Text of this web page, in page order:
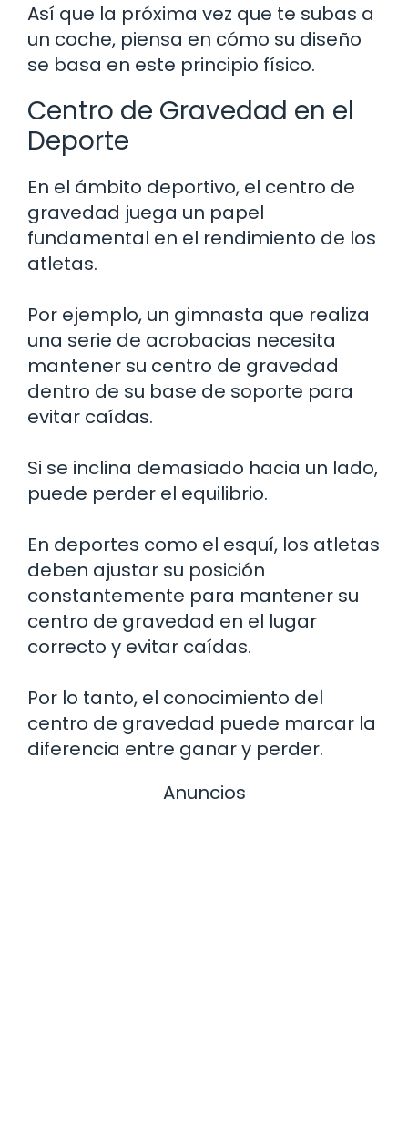
Así que la próxima vez que te subas a
un coche, piensa en cómo su diseño
se basa en este principio físico.
Centro de Gravedad en el
Deporte
En el ámbito deportivo, el centro de
gravedad juega un papel
fundamental en el rendimiento de los
atletas.
Por ejemplo, un gimnasta que realiza
una serie de acrobacias necesita
mantener su centro de gravedad
dentro de su base de soporte para
evitar caídas.
Si se inclina demasiado hacia un lado,
puede perder el equilibrio.
En deportes como el esquí, los atletas
deben ajustar su posición
constantemente para mantener su
centro de gravedad en el lugar
correcto y evitar caídas.
Por lo tanto, el conocimiento del
centro de gravedad puede marcar la
diferencia entre ganar y perder.
Anuncios